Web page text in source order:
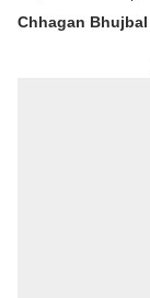
Chhagan Bhujbal